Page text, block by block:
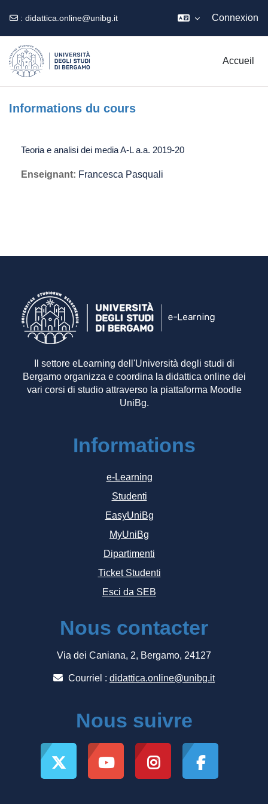
: didattica.online@unibg.it Connexion
Accueil
Informations du cours
Teoria e analisi dei media A-L a.a. 2019-20
Enseignant: Francesca Pasquali
Il settore eLearning dell'Università degli studi di
Bergamo organizza e coordina la didattica online dei
vari corsi di studio attraverso la piattaforma Moodle
UniBg.
Informations
e-Learning
Studenti
EasyUniBg
MyUniBg
Dipartimenti
Ticket Studenti
Esci da SEB
Nous contacter
Via dei Caniana, 2, Bergamo, 24127
Courriel : didattica.online@unibg.it
Nous suivre